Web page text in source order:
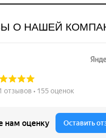
О НАШЕЙ